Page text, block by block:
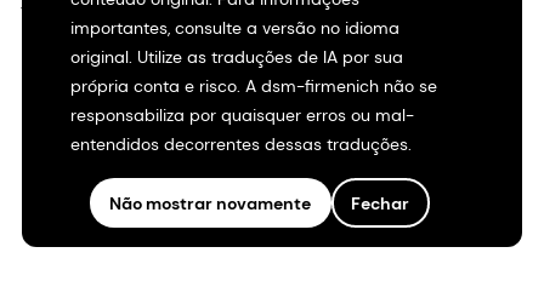
importantes, consulte a versão no idioma
original. Utilize as traduções de IA por sua
própria conta e risco. A dsm-firmenich não se
responsabiliza por quaisquer erros ou mal-
entendidos decorrentes dessas traduções.
Não mostrar novamente Fechar
Transparência na Califórnia
Declaração de acessibilidade
Informações legais
Mapa do site